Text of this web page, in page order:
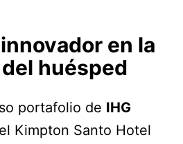
en la
huésped
portafolio de IHG
Kimpton Santo Hotel